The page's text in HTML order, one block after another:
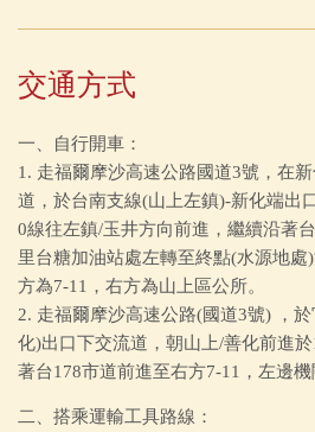
交通方式
一、自行開車：
1. 走福爾摩沙高速公路國道3號，在
道，於台南支線(山上左鎮)-新化端出
0線往左鎮/玉井方向前進，繼續沿著
里台糖加油站處左轉至終點(水源地處
方為7-11，右方為山上區公所。
2. 走福爾摩沙高速公路(國道3號) ，
化)出口下交流道，朝山上/善化前進
著台178市道前進至右方7-11，左邊機
二、搭乘運輸工具路線：